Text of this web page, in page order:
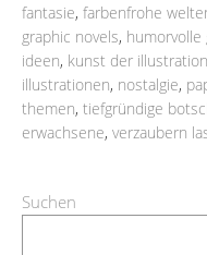
fantasie, farbenfrohe
graphic novels, humorvolle
ideen, kunst der illustration
illustrationen, nostalgie,
themen, tiefgründige
erwachsene, verzaubern
Suchen